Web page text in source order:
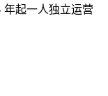
起一人独立运营